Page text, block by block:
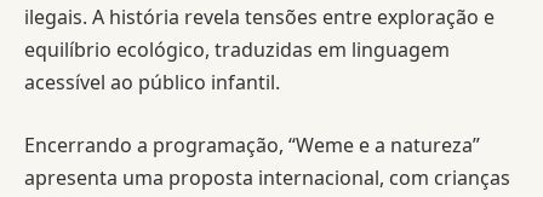
ilegais. A história revela tensões entre exploração e
equilíbrio ecológico, traduzidas em linguagem
acessível ao público infantil.
Encerrando a programação, “Weme e a natureza”
apresenta uma proposta internacional, com crianças